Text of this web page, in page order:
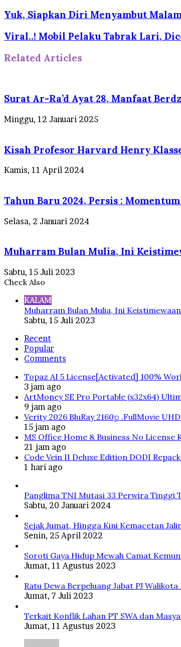
Yuk, Siapkan Diri Menyambut
Viral..! Mobil Pelaku Tabrak Lari,
Related Articles
Surat Ar-Ra’d Ayat 28, Manfaat
Minggu, 12 Januari 2025
Kisah Profesor Harvard Henry
Kamis, 11 April 2024
Tahun Baru 2024, Persis :
Selasa, 2 Januari 2024
Muharram Bulan Mulia, Ini
Sabtu, 15 Juli 2023
Check Also
KALAM
Muharram Bulan Mulia, Ini
Sabtu, 15 Juli 2023
Recent
Popular
Comments
Topaz AI 5 License[Activated] 100%
3 jam ago
ArtMoney SE Pro Portable (x32x64)
9 jam ago
Verity 2026 BluRay 2160𝚙 .FullMov𝗂e
15 jam ago
MS Office Home & Business No License
21 jam ago
Code Vein II Deluxe Edition DODI
1 hari ago
Panglima TNI Mutasi 33 Perwira Tinggi
Sabtu, 20 Januari 2024
Sejak Jumat, Hingga Kini Kemacetan
Senin, 25 April 2022
Soroti Gaya Hidup Mewah Camat
Jumat, 11 Agustus 2023
Ratu Dewa Berpeluang Jabat PJ
Jumat, 7 Juli 2023
Terkait Konflik Lahan PT SWA dan
Jumat, 11 Agustus 2023